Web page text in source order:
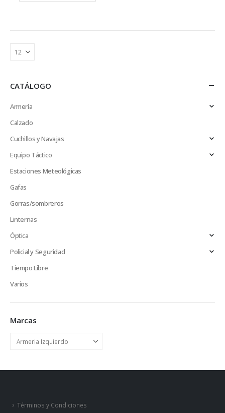
tiene
página
CATÁLOGO
Armería
Calzado
Cuchillos y Navajas
Equipo Táctico
Estaciones Meteológicas
Gafas
Gorras/sombreros
Linternas
Óptica
Policial y Seguridad
Tiempo Libre
Varios
Marcas
Términos y Condiciones